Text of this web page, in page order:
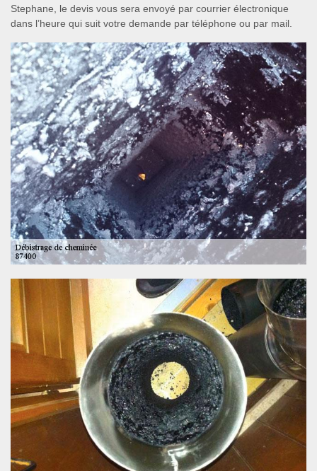
Stephane, le devis vous sera envoyé par courrier électronique
dans l’heure qui suit votre demande par téléphone ou par mail.